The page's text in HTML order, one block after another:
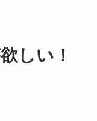
しい！